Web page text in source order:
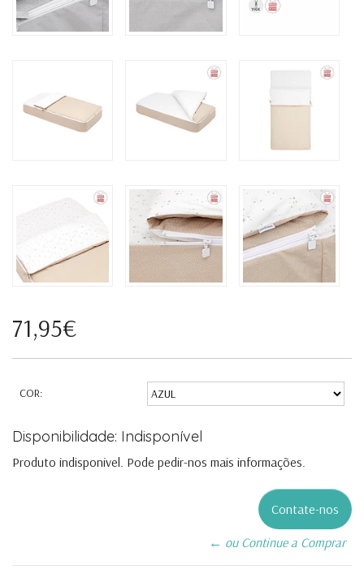
71,95€
COR:
Disponibilidade: Indisponível
Produto indisponivel. Pode pedir-nos mais informações.
Contate-nos
← ou Continue a Comprar